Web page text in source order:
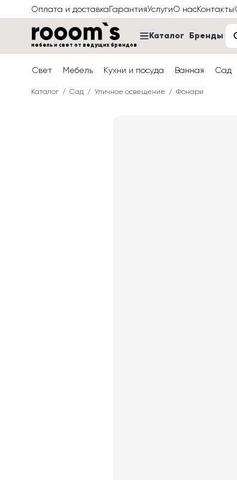
Оплата и доставкаГарантияУслугиО насКонтакты
мебель и свет от ведущих брендов
Каталог Бренды
Свет Мебель Кухни и посуда Ванная Сад
Каталог Сад Уличное освещение Фонари